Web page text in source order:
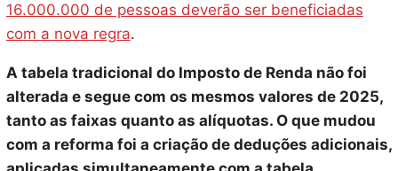
16.000.000 de pessoas deverão ser beneficiadas
com a nova regra.
A tabela tradicional do Imposto de Renda não foi
alterada e segue com os mesmos valores de 2025,
tanto as faixas quanto as alíquotas. O que mudou
com a reforma foi a criação de deduções adicionais,